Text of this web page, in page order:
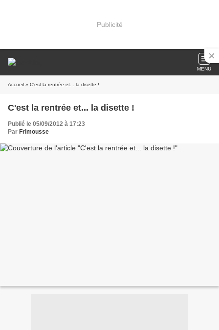
Publicité
MENU
Accueil » C'est la rentrée et... la disette !
C'est la rentrée et... la disette !
Publié le 05/09/2012 à 17:23
Par Frimousse